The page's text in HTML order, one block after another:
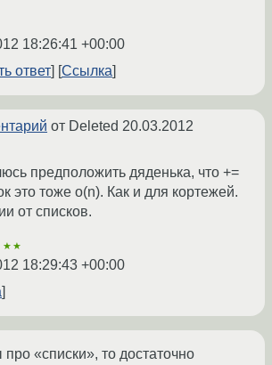
18:26:41 +00:00
ответ
Ссылка
от Deleted 20.03.2012
предположить дяденька, что +=
это тоже o(n). Как и для кортежей.
от списков.
18:29:43 +00:00
«списки», то достаточно